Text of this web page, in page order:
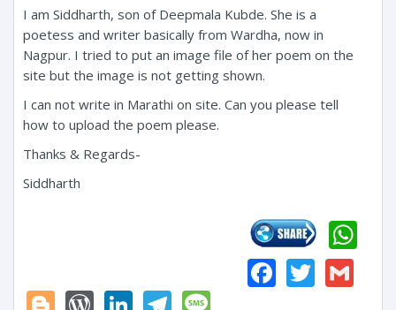
I am Siddharth, son of Deepmala Kubde. She is a
poetess and writer basically from Wardha, now in
Nagpur. I tried to put an image file of her poem on the
site but the image is not getting shown.
I can not write in Marathi on site. Can you please tell
how to upload the poem please.
Thanks & Regards-
Siddharth
Blogger
WordPress
LinkedIn
Telegram